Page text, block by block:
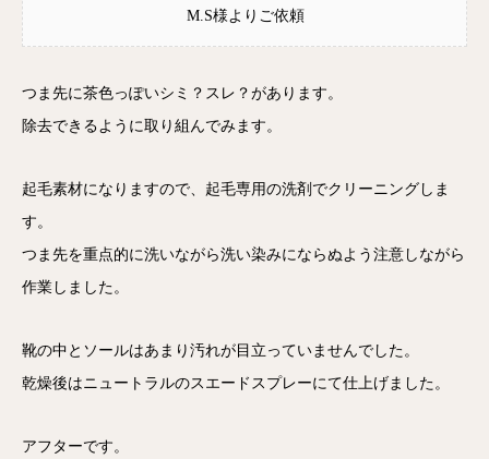
M.S様よりご依頼
つま先に茶色っぽいシミ？スレ？があります。
除去できるように取り組んでみます。
起毛素材になりますので、起毛専用の洗剤でクリーニングしま
す。
つま先を重点的に洗いながら洗い染みにならぬよう注意しながら
作業しました。
靴の中とソールはあまり汚れが目立っていませんでした。
乾燥後はニュートラルのスエードスプレーにて仕上げました。
アフターです。